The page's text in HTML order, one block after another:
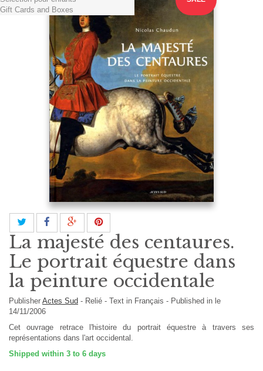
Gift Cards and Boxes
La majesté des centaures.
Le portrait équestre dans
la peinture occidentale
Publisher Actes Sud - Relié - Text in Français - Published in le
14/11/2006
Cet ouvrage retrace l'histoire du portrait équestre à travers ses
représentations dans l'art occidental.
Shipped within 3 to 6 days